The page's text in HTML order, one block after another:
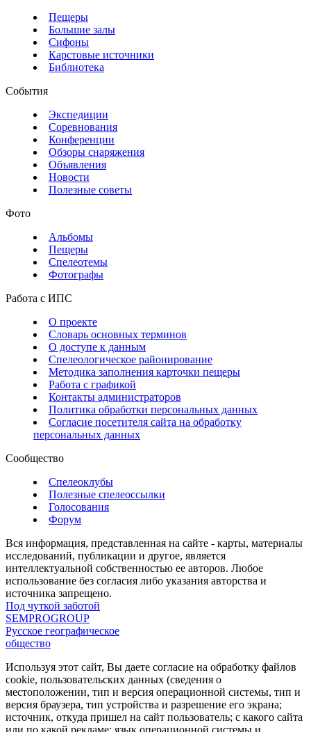
Пещеры
Большие залы
Сифоны
Карстовые источники
Библиотека
События
Экспедиции
Соревнования
Конференции
Обзоры снаряжения
Объявления
Новости
Полезные советы
Фото
Альбомы
Пещеры
Спелеотемы
Фотографы
Работа с ИПС
О проекте
Словарь основных терминов
О доступе к данным
Спелеологическое районирование
Методика заполнения карточки пещеры
Работа с графикой
Контакты администраторов
Политика обработки персональных данных
Согласие посетителя сайта на обработку
персональных данных
Сообщество
Спелеоклубы
Полезные спелеоссылки
Голосования
Форум
Вся информация, представленная на сайте - карты, материалы
исследований, публикации и другое, является
интеллектуальной собственностью ее авторов. Любое
использование без согласия либо указания авторства и
источника запрещено.
Под чуткой заботой
SEMPROGROUP
Русское географическое
общество
Используя этот сайт, Вы даете согласие на обработку файлов
cookie, пользовательских данных (сведения о
местоположении, тип и версия операционной системы, тип и
версия браузера, тип устройства и разрешение его экрана;
источник, откуда пришел на сайт пользователь; с какого сайта
или по какой рекламе; язык операционной системы и